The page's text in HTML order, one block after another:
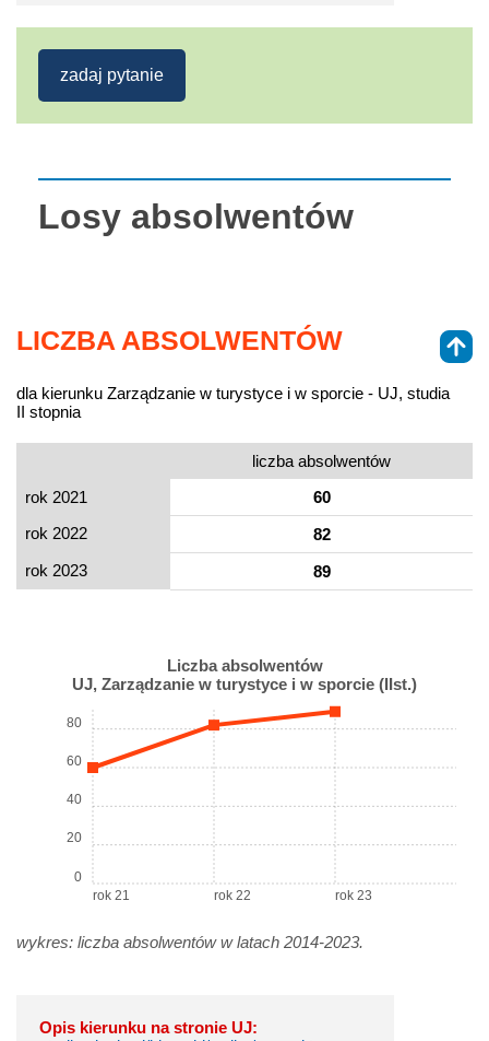
zadaj pytanie
Losy absolwentów
LICZBA ABSOLWENTÓW
dla kierunku Zarządzanie w turystyce i w sporcie - UJ, studia
II stopnia
liczba absolwentów
rok 2021
60
rok 2022
82
rok 2023
89
Liczba absolwentów
UJ, Zarządzanie w turystyce i w sporcie (IIst.)
rok 21 rok 22 rok 23
0
20
40
60
80
wykres: liczba absolwentów w latach 2014-2023.
Opis kierunku na stronie UJ: